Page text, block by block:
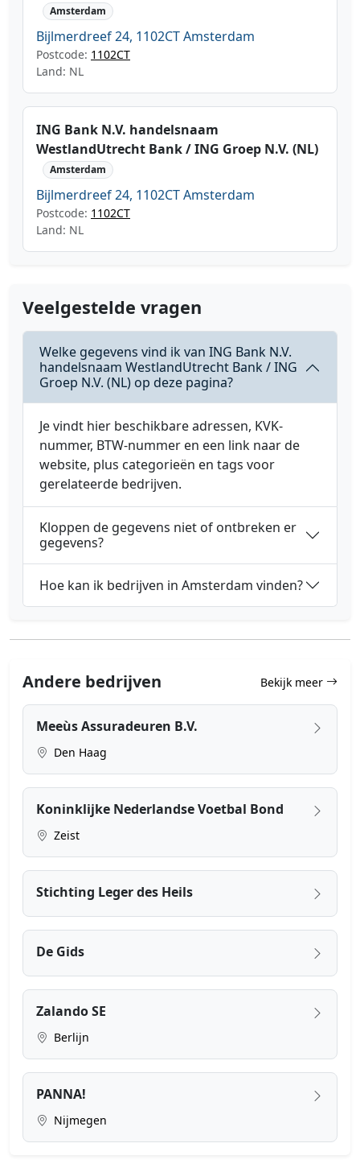
Amsterdam
Bijlmerdreef 24, 1102CT Amsterdam
Postcode: 1102CT
Land: NL
ING Bank N.V. handelsnaam
WestlandUtrecht Bank / ING Groep N.V. (NL)
Amsterdam
Bijlmerdreef 24, 1102CT Amsterdam
Postcode: 1102CT
Land: NL
Veelgestelde vragen
Welke gegevens vind ik van ING Bank N.V.
handelsnaam WestlandUtrecht Bank / ING
Groep N.V. (NL) op deze pagina?
Je vindt hier beschikbare adressen, KVK-
nummer, BTW-nummer en een link naar de
website, plus categorieën en tags voor
gerelateerde bedrijven.
Kloppen de gegevens niet of ontbreken er
gegevens?
Hoe kan ik bedrijven in Amsterdam vinden?
Andere bedrijven Bekijk meer
Meeùs Assuradeuren B.V.
Den Haag
Koninklijke Nederlandse Voetbal Bond
Zeist
Stichting Leger des Heils
De Gids
Zalando SE
Berlijn
PANNA!
Nijmegen